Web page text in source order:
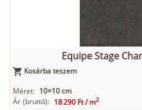
Equipe Stage
Kosárba teszem
Méret: 10×10 cm
Ár (bruttó): 18 290 Ft /m2